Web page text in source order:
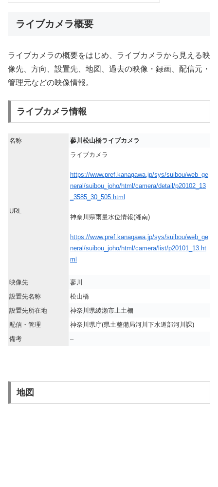
ライブカメラ概要
ライブカメラの概要をはじめ、ライブカメラから見える映
像先、方向、設置先、地図、過去の映像・録画、配信元・
管理元などの映像情報。
ライブカメラ情報
名称 蓼川松山橋ライブカメラ
URL
ライブカメラ
https://www.pref.kanagawa.jp/sys/suibou/web_ge
neral/suibou_joho/html/camera/detail/p20102_13
_3585_30_505.html
神奈川県雨量水位情報(湘南)
https://www.pref.kanagawa.jp/sys/suibou/web_ge
neral/suibou_joho/html/camera/list/p20101_13.ht
ml
映像先
蓼川
設置先名称
松山橋
設置先所在地
神奈川県綾瀬市上土棚
配信・管理
神奈川県庁(県土整備局河川下水道部河川課)
備考
–
地図